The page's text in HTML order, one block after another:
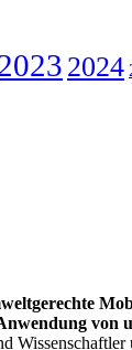
2024
von